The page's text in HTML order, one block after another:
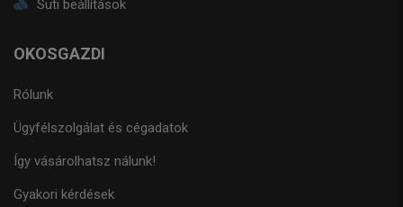
Süti beállítások
OKOSGAZDI
Rólunk
Ügyfélszolgálat és cégadatok
Így vásárolhatsz nálunk!
Gyakori kérdések